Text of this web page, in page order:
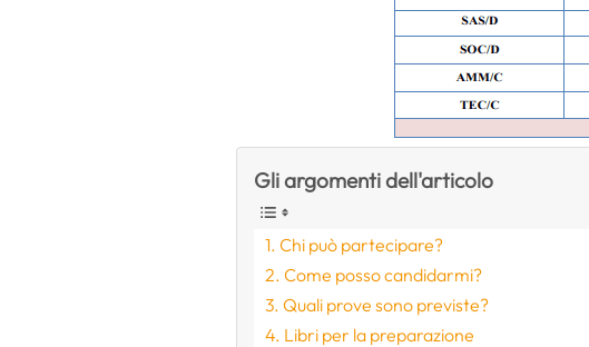
Gli argomenti dell'articolo
Chi può partecipare?
Come posso candidarmi?
Quali prove sono previste?
Libri per la preparazione